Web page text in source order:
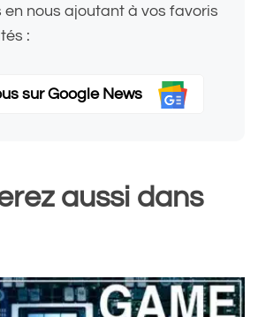
en nous ajoutant à vos favoris
:
sur Google News
aussi dans